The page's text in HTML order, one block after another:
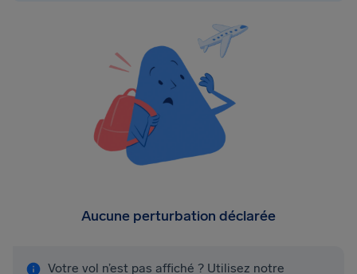
Aucune perturbation déclarée
Votre vol n’est pas affiché ? Utilisez notre